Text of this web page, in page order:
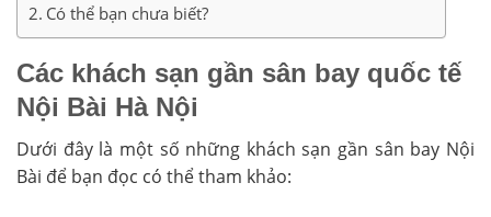
Có thể bạn chưa biết?
Các khách sạn gần sân bay quốc tế
Nội Bài Hà Nội
Dưới đây là một số những khách sạn gần sân bay Nội
Bài để bạn đọc có thể tham khảo: